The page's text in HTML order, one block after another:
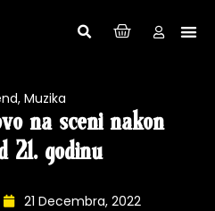
, Muzika
na sceni nakon
21. godinu
21 Decembra, 2022